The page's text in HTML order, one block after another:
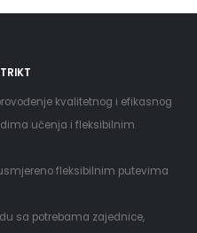
kvalitetnog i efikasnog
učenja i fleksibilnim
fleksibilnim putevima
sa potrebama zajednice,